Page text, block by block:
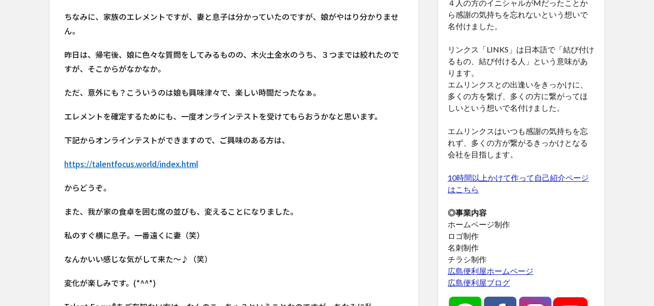
ちなみに、家族のエレメントですが、妻と息子は分かっていたのですが、娘がやはり分かりませ
ん。
昨日は、帰宅後、娘に色々な質問をしてみるものの、木火土金水のうち、３つまでは絞れたので
すが、そこからがなかなか。
ただ、意外にも？こういうのは娘も興味津々で、楽しい時間だったなぁ。
エレメントを確定するためにも、一度オンラインテストを受けてもらおうかなと思います。
下記からオンラインテストができますので、ご興味のある方は、
https://talentfocus.world/index.html
からどうぞ。
また、我が家の食卓を囲む席の並びも、変えることになりました。
私のすぐ横に息子。一番遠くに妻（笑）
なんかいい感じな気がして来た～♪（笑）
変化が楽しみです。(*^^*)
４人の方のイニシャルがMだったことか
ら感謝の気持ちを忘れないという想いで
名付けました。
リンクス「LINKS」は日本語で「結び付け
るもの、結び付ける人」という意味があ
ります。
エムリンクスとの出逢いをきっかけに、
多くの方を繋げ、多くの方に繋がってほ
しいという想いで名付けました。
エムリンクスはいつも感謝の気持ちを忘
れず、多くの方が繋がるきっかけとなる
会社を目指します。
10時間以上かけて作って自己紹介ページ
はこちら
◎事業内容
ホームページ制作
ロゴ制作
名刺制作
チラシ制作
広島便利屋ホームページ
広島便利屋ブログ